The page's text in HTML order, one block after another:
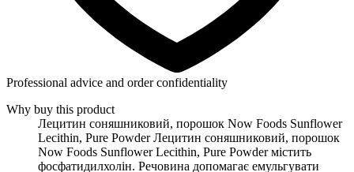
Professional advice and order confidentiality
Why buy this product
Лецитин соняшниковий, порошок Now Foods Sunflower
Lecithin, Pure Powder Лецитин соняшниковий, порошок
Now Foods Sunflower Lecithin, Pure Powder містить
фосфатидилхолін. Речовина допомагає емульгувати